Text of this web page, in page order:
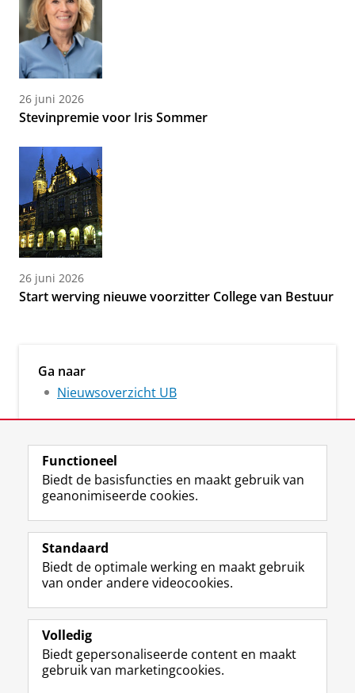
26 juni 2026
Stevinpremie voor Iris Sommer
26 juni 2026
Start werving nieuwe voorzitter College van Bestuur
Ga naar
Nieuwsoverzicht UB
Volg ons op
M
a
t
o
o
p
r
o
I
n
t
r
m
-
De UB voor medewerkers
Praktisch
Over de UB
Functioneel
Biedt de basisfuncties en maakt gebruik van
geanonimiseerde cookies.
Standaard
Biedt de optimale werking en maakt gebruik
van onder andere videocookies.
Volledig
Biedt gepersonaliseerde content en maakt
gebruik van marketingcookies.